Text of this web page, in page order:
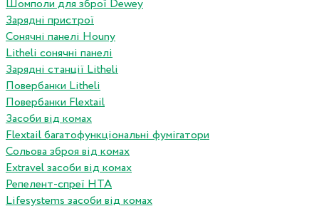
Шомполи для зброї Dewey
Зарядні пристрої
Сонячні панелі Houny
Litheli сонячні панелі
Зарядні станції Litheli
Повербанки Litheli
Повербанки Flextail
Засоби від комах
Flextail багатофункціональні фумігатори
Сольова зброя від комах
Extravel засоби від комах
Репелент-спреї HTA
Lifesystems засоби від комах